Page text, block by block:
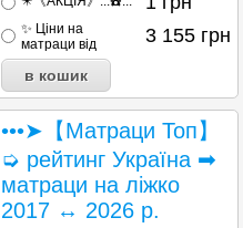
✨ Ціни на
матраци від
3 155 грн
•••➤【Матраци Топ】
➭ рейтинг Україна ➡
матраци на ліжко
2017 ↔ 2026 р.